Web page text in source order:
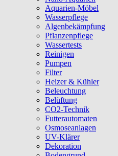
Aquarien-Möbel
Wasserpflege
Algenbekämpfung
Pflanzenpflege
Wassertests
Reinigen
Pumpen
Filter
Heizer & Kühler
Beleuchtung
Belüftung
CO2-Technik
Futterautomaten
Osmoseanlagen
UV-Klärer
Dekoration